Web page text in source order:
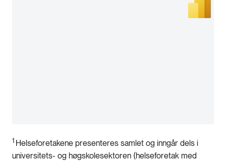
1 Helseforetakene presenteres samlet og inngår dels i
universitets- og høgskolesektoren (helseforetak med